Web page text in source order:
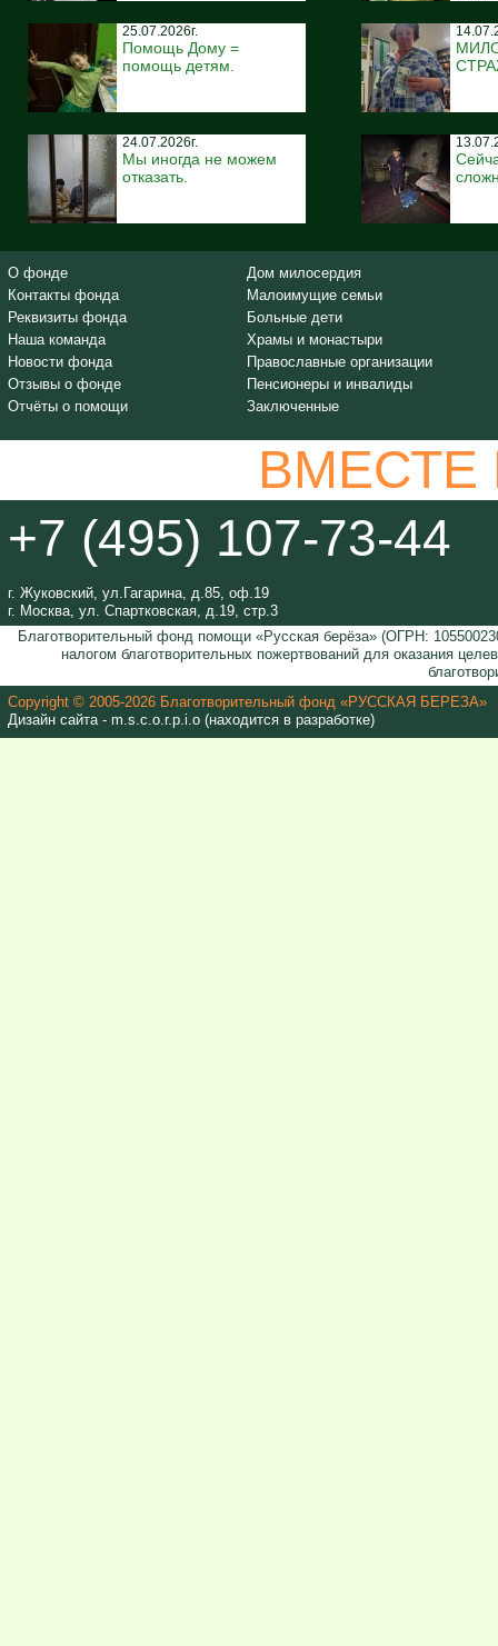
25.07.2026г.
Помощь Дому =
помощь детям.
24.07.2026г.
Мы иногда не можем
отказать.
О фонде
Контакты фонда
Реквизиты фонда
Наша команда
Новости фонда
Отзывы о фонде
Отчёты о помощи
Дом милосердия
Малоимущие семьи
Больные дети
Храмы и монастыри
Православные организации
Пенсионеры и инвалиды
Заключенные
+7 (495) 107-73-44
г. Жуковский, ул.Гагарина, д.85, оф.19
г. Москва, ул. Спартковская, д.19, стр.3
Благотворительный фонд помощи «Русская берёза» (ОГРН:
налогом благотворительных пожертвований для оказания
Copyright © 2005-2026 Благотворительный фонд «РУССКАЯ БЕРЕЗА»
Дизайн сайта - m.s.c.o.r.p.i.o (находится в разработке)